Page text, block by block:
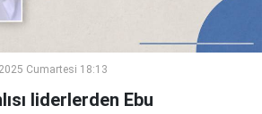
Cumartesi 18:13
liderlerden Ebu